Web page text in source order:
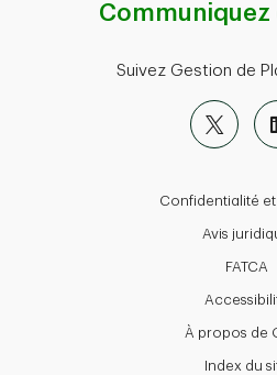
Communiquez
Suivez Gestion de
Confidentialité
Avis
FATCA
À propos de
Index du